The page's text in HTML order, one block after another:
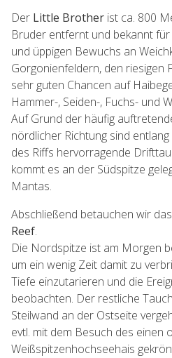
Der Little Brother ist ca. 800
Bruder entfernt und bekannt
und üppigen Bewuchs an
Gorgonienfeldern, den riesigen
sehr guten Chancen auf
Hammer-, Seiden-, Fuchs- und
Auf Grund der häufig
nördlicher Richtung sind
des Riffs hervorragende
kommt es an der Südspitze
Mantas.
Abschließend betauchen wir
Reef.
Die Nordspitze ist am Morgen
um ein wenig Zeit damit zu
Tiefe einzutarieren und die
beobachten. Der restliche
Steilwand an der Ostseite
evtl. mit dem Besuch des einen
Weißspitzenhochseehais